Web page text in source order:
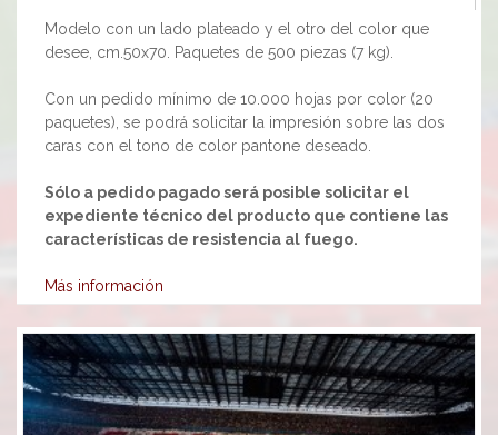
Modelo con un lado plateado y el otro del color que
desee, cm.50x70. Paquetes de 500 piezas (7 kg).
Con un pedido mínimo de 10.000 hojas por color (20
paquetes), se podrá solicitar la impresión sobre las dos
caras con el tono de color pantone deseado.
Sólo a pedido pagado será posible solicitar el
expediente técnico del producto que contiene las
características de resistencia al fuego.
Más información